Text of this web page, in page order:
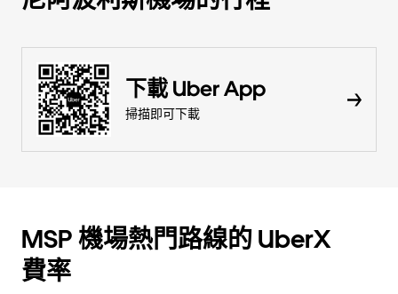
下載 Uber App
掃描即可下載
MSP 機場熱門路線的 UberX
費率